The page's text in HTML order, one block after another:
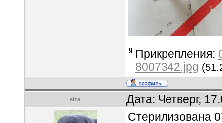
Прикрепления:
8007342.jpg
elza Дата: Четверг,
Стерилизована